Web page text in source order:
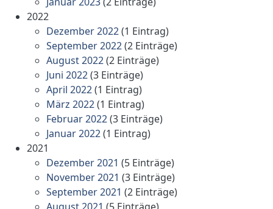
2022
Dezember 2022(1 Eintrag)
September 2022(2 Einträge)
August 2022(2 Einträge)
Juni 2022(3 Einträge)
April 2022(1 Eintrag)
März 2022(1 Eintrag)
Februar 2022(3 Einträge)
Januar 2022(1 Eintrag)
2021
Dezember 2021 (5 Einträge)
November 2021 (3 Einträge)
September 2021 (2 Einträge)